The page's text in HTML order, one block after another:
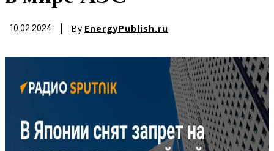
10.02.2024 By EnergyPublish.ru